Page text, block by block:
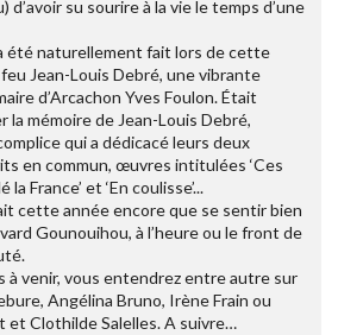
d’avoir su sourire à la vie le temps d’une
été naturellement fait lors de cette
feu Jean-Louis Debré, une vibrante
d’Arcachon Yves Foulon. Était
mémoire de Jean-Louis Debré,
qui a dédicacé leurs deux
en commun, œuvres intitulées ‘Ces
France’ et ‘En coulisse’...
cette année encore que se sentir bien
Gounouihou, à l’heure ou le front de
à venir, vous entendrez entre autre sur
Angélina Bruno, Irène Frain ou
et Clothilde Salelles. A suivre…